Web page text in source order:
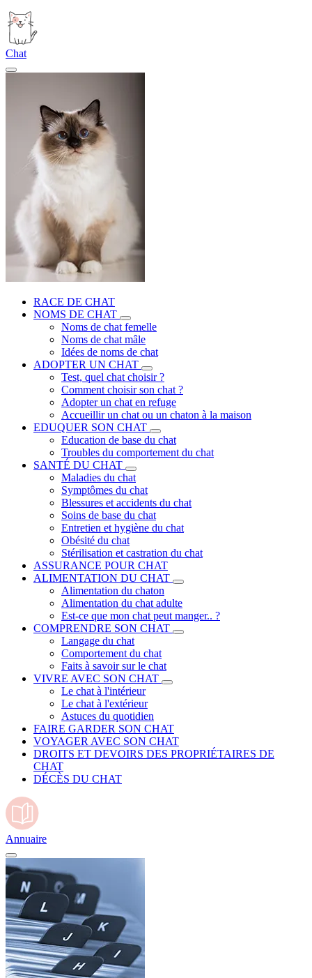
Chat
RACE DE CHAT
NOMS DE CHAT
Noms de chat femelle
Noms de chat mâle
Idées de noms de chat
ADOPTER UN CHAT
Test, quel chat choisir ?
Comment choisir son chat ?
Adopter un chat en refuge
Accueillir un chat ou un chaton à la maison
EDUQUER SON CHAT
Education de base du chat
Troubles du comportement du chat
SANTÉ DU CHAT
Maladies du chat
Symptômes du chat
Blessures et accidents du chat
Soins de base du chat
Entretien et hygiène du chat
Obésité du chat
Stérilisation et castration du chat
ASSURANCE POUR CHAT
ALIMENTATION DU CHAT
Alimentation du chaton
Alimentation du chat adulte
Est-ce que mon chat peut manger.. ?
COMPRENDRE SON CHAT
Langage du chat
Comportement du chat
Faits à savoir sur le chat
VIVRE AVEC SON CHAT
Le chat à l'intérieur
Le chat à l'extérieur
Astuces du quotidien
FAIRE GARDER SON CHAT
VOYAGER AVEC SON CHAT
DROITS ET DEVOIRS DES PROPRIÉTAIRES DE
CHAT
DÉCÈS DU CHAT
Annuaire